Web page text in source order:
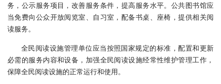
务，公示服务项目，改善服务条件，提高服务水平。公共图书馆应
当免费向公众开放阅览室、自习室，配备书桌、座椅，提供相关阅
读服务。
全民阅读设施管理单位应当按照国家规定的标准，配置和更新
必需的服务内容和设备，加强全民阅读设施经常性维护管理工作，
保障全民阅读设施的正常运行和使用。